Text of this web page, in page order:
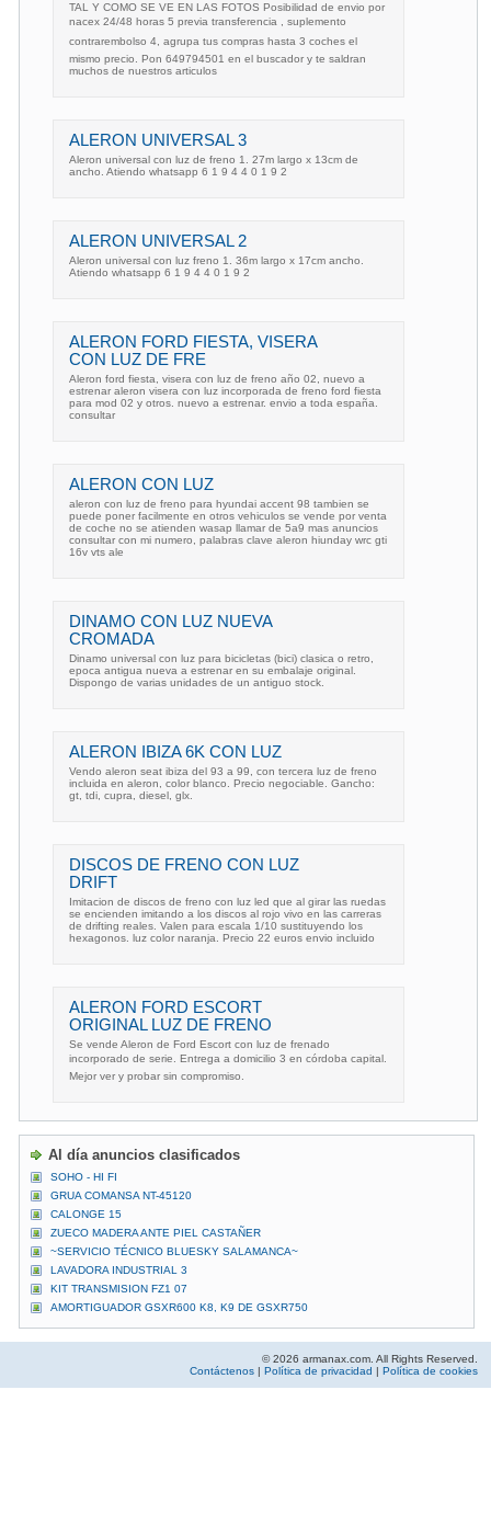
TAL Y COMO SE VE EN LAS FOTOS Posibilidad de envio por
nacex 24/48 horas 5 previa transferencia , suplemento
contrarembolso 4, agrupa tus compras hasta 3 coches el
mismo precio. Pon 649794501 en el buscador y te saldran
muchos de nuestros articulos
ALERON UNIVERSAL 3
Aleron universal con luz de freno 1. 27m largo x 13cm de
ancho. Atiendo whatsapp 6 1 9 4 4 0 1 9 2
ALERON UNIVERSAL 2
Aleron universal con luz freno 1. 36m largo x 17cm ancho.
Atiendo whatsapp 6 1 9 4 4 0 1 9 2
ALERON FORD FIESTA, VISERA
CON LUZ DE FRE
Aleron ford fiesta, visera con luz de freno año 02, nuevo a
estrenar aleron visera con luz incorporada de freno ford fiesta
para mod 02 y otros. nuevo a estrenar. envio a toda españa.
consultar
ALERON CON LUZ
aleron con luz de freno para hyundai accent 98 tambien se
puede poner facilmente en otros vehiculos se vende por venta
de coche no se atienden wasap llamar de 5a9 mas anuncios
consultar con mi numero, palabras clave aleron hiunday wrc gti
16v vts ale
DINAMO CON LUZ NUEVA
CROMADA
Dinamo universal con luz para bicicletas (bici) clasica o retro,
epoca antigua nueva a estrenar en su embalaje original.
Dispongo de varias unidades de un antiguo stock.
ALERON IBIZA 6K CON LUZ
Vendo aleron seat ibiza del 93 a 99, con tercera luz de freno
incluida en aleron, color blanco. Precio negociable. Gancho:
gt, tdi, cupra, diesel, glx.
DISCOS DE FRENO CON LUZ
DRIFT
Imitacion de discos de freno con luz led que al girar las ruedas
se encienden imitando a los discos al rojo vivo en las carreras
de drifting reales. Valen para escala 1/10 sustituyendo los
hexagonos. luz color naranja. Precio 22 euros envio incluido
ALERON FORD ESCORT
ORIGINAL LUZ DE FRENO
Se vende Aleron de Ford Escort con luz de frenado
incorporado de serie. Entrega a domicilio 3 en córdoba capital.
Mejor ver y probar sin compromiso.
Al día anuncios clasificados
SOHO - HI FI
GRUA COMANSA NT-45120
CALONGE 15
ZUECO MADERA ANTE PIEL CASTAÑER
~SERVICIO TÉCNICO BLUESKY SALAMANCA~
LAVADORA INDUSTRIAL 3
KIT TRANSMISION FZ1 07
AMORTIGUADOR GSXR600 K8, K9 DE GSXR750
© 2026 armanax.com. All Rights Reserved.
Contáctenos | Política de privacidad | Política de cookies